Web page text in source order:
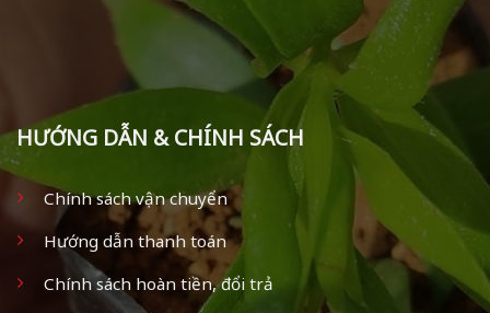
HƯỚNG DẪN & CHÍNH SÁCH
Chính sách vận chuyển
Hướng dẫn thanh toán
Chính sách hoàn tiền, đổi trả